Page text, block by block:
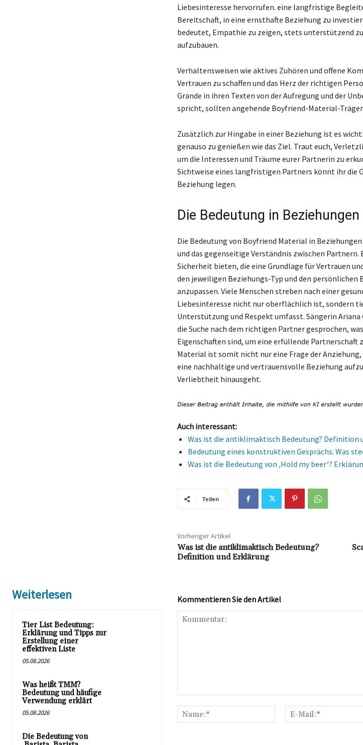
Liebesinteresse hervorrufen. eine langfristige
Bereitschaft, in eine ernsthafte Beziehung zu
bedeutet, Empathie zu zeigen, stets unterstützend
aufzubauen.
Verhaltensweisen wie aktives Zuhören und offene
Vertrauen zu schaffen und das Herz der richtigen
Grande in ihren Texten von der Aufregung und der
spricht, sollten angehende Boyfriend-Material-
Zusätzlich zur Hingabe in einer Beziehung ist es
genauso zu genießen wie das Ziel. Traut euch,
um die Interessen und Träume eurer Partnerin zu
Sichtweise eines langfristigen Partners könnt ihr die
Beziehung legen.
Die Bedeutung in Beziehungen
Die Bedeutung von Boyfriend Material in
und das gegenseitige Verständnis zwischen
Sicherheit bieten, die eine Grundlage für Vertrauen
den jeweiligen Beziehungs-Typ und den persönlichen
anzupassen. Viele Menschen streben nach einer
Liebesinteresse nicht nur oberflächlich ist, sondern
Unterstützung und Respekt umfasst. Sängerin
die Suche nach dem richtigen Partner gesprochen,
Eigenschaften sind, um eine erfüllende Partnerschaft
Material ist somit nicht nur eine Frage der
eine nachhaltige und vertrauensvolle Beziehung
Verliebtheit hinausgeht.
Auch interessant:
Was ist die antiklimaktisch Bedeutung? Definition
Bedeutung eines konstruktiven Gesprächs: Was
Was ist die Bedeutung von ‚Hold my beer‘?
Teilen
Vorheriger Artikel
Was ist die antiklimaktisch Bedeutung?
Definition und Erklärung
Weiterlesen
Tier List Bedeutung:
Erklärung und Tipps zur
Erstellung einer
effektiven Liste
05.08.2026
Was heißt TMM?
Bedeutung und häufige
Verwendung erklärt
05.08.2026
Die Bedeutung von
Kommentieren Sie den Artikel
Name:*